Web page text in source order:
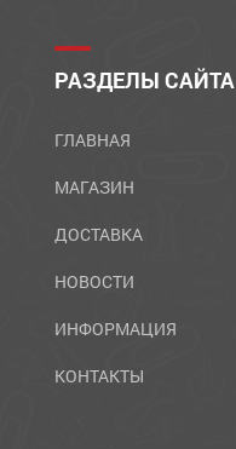
РАЗДЕЛЫ САЙТА
ГЛАВНАЯ
МАГАЗИН
ДОСТАВКА
НОВОСТИ
ИНФОРМАЦИЯ
КОНТАКТЫ